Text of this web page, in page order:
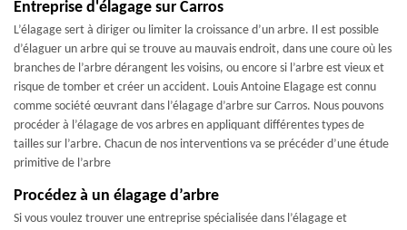
Entreprise d'élagage sur Carros
L’élagage sert à diriger ou limiter la croissance d’un arbre. Il est possible
d’élaguer un arbre qui se trouve au mauvais endroit, dans une coure où les
branches de l’arbre dérangent les voisins, ou encore si l’arbre est vieux et
risque de tomber et créer un accident. Louis Antoine Elagage est connu
comme société œuvrant dans l’élagage d’arbre sur Carros. Nous pouvons
procéder à l’élagage de vos arbres en appliquant différentes types de
tailles sur l’arbre. Chacun de nos interventions va se précéder d’une étude
primitive de l’arbre
Procédez à un élagage d’arbre
Si vous voulez trouver une entreprise spécialisée dans l’élagage et